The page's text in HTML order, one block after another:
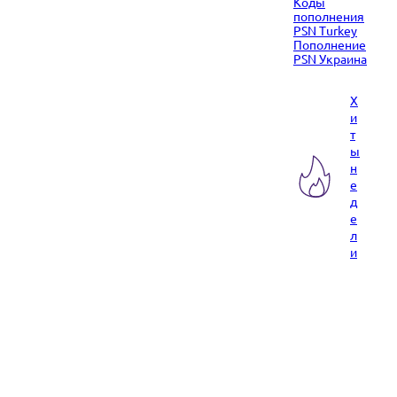
пополнения
PSN Turkey
Пополнение
PSN Украина
Х
и
т
ы
н
е
д
е
л
и